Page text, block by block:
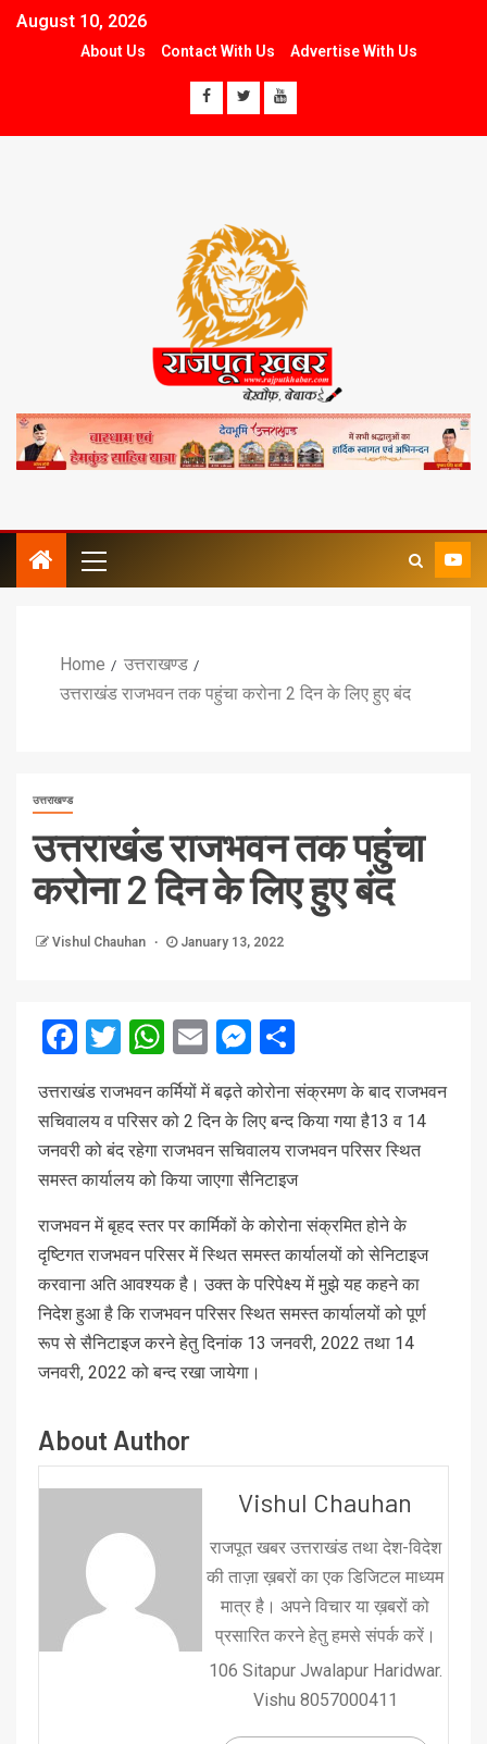
August 10, 2026
About Us Contact With Us Advertise With Us
Home
उत्तराखण्ड
उत्तराखंड राजभवन तक पहुंचा करोना 2 दिन के लिए हुए बंद
उत्तराखण्ड
उत्तराखंड राजभवन तक पहुंचा
करोना 2 दिन के लिए हुए बंद
Vishul Chauhan January 13, 2022
Facebook
Twitter
WhatsApp
EmailMessenger
उत्तराखंड राजभवन कर्मियों में बढ़ते कोरोना संक्रमण के बाद राजभवन
सचिवालय व परिसर को 2 दिन के लिए बन्द किया गया है13 व 14
जनवरी को बंद रहेगा राजभवन सचिवालय राजभवन परिसर स्थित
समस्त कार्यालय को किया जाएगा सैनिटाइज
राजभवन में बृहद स्तर पर कार्मिकों के कोरोना संक्रमित होने के
दृष्टिगत राजभवन परिसर में स्थित समस्त कार्यालयों को सेनिटाइज
करवाना अति आवश्यक है। उक्त के परिपेक्ष्य में मुझे यह कहने का
निदेश हुआ है कि राजभवन परिसर स्थित समस्त कार्यालयों को पूर्ण
रूप से सैनिटाइज करने हेतु दिनांक 13 जनवरी, 2022 तथा 14
जनवरी, 2022 को बन्द रखा जायेगा।
About Author
Vishul Chauhan
राजपूत खबर उत्तराखंड तथा देश-विदेश
की ताज़ा ख़बरों का एक डिजिटल माध्यम
मात्र है। अपने विचार या ख़बरों को
प्रसारित करने हेतु हमसे संपर्क करें।
106 Sitapur Jwalapur Haridwar.
Vishu 8057000411